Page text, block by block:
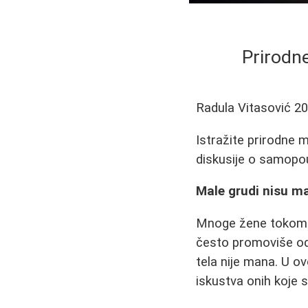
Radula Vitasović
Istražite prirodne
diskusije o
Male grudi nisu
Mnoge žene
često promoviše
tela nije mana. U
iskustva onih koje